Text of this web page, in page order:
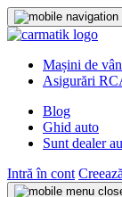
Mașini de
Asigurări
Blog
Ghid auto
Sunt dealer
Intră în cont